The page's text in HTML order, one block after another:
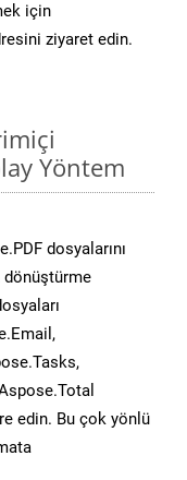
için
ziyaret edin.
Yöntem
dosyalarını
dönüştürme
edin. Bu çok yönlü